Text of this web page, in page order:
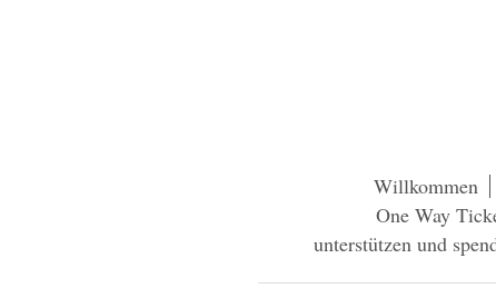
Willkommen
One Way
unterstützen und